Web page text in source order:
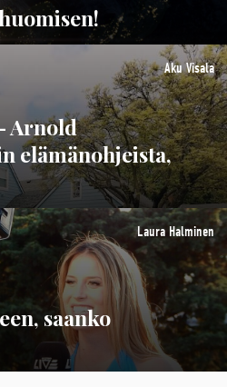
Aku Visala
Arnold
elämänohjeista,
Laura Halminen
saanko